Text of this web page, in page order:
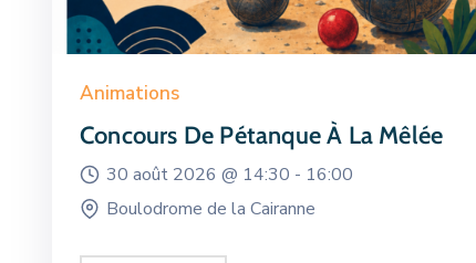
Animations
Concours De Pétanque À La Mêlée
30 août 2026 @ 14:30 - 16:00
Boulodrome de la Cairanne